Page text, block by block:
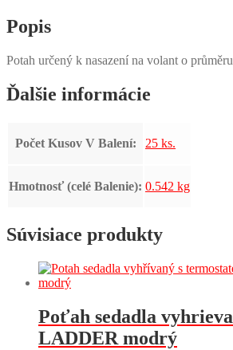
Popis
Potah určený k nasazení na volant o
Ďalšie informácie
Počet Kusov V Balení: 25 ks.
Hmotnosť (celé Balenie): 0.542 kg
Súvisiace produkty
Poťah sedadla
LADDER modrý